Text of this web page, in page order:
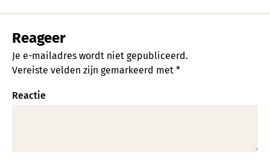
Reageer
Je e-mailadres wordt niet gepubliceerd.
Vereiste velden zijn gemarkeerd met *
Reactie